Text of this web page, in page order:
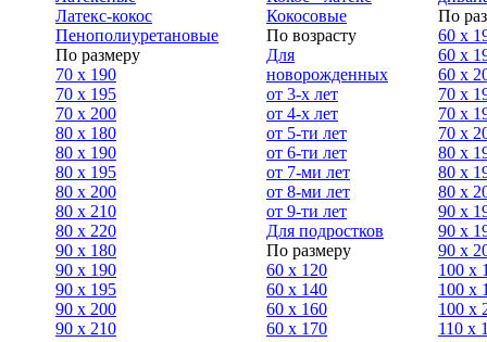
Латекс-кокос
Пенополиуретановые
По размеру
70 х 190
70 х 195
70 х 200
80 х 180
80 х 190
80 х 195
80 х 200
80 x 210
80 x 220
90 x 180
90 х 190
90 х 195
90 х 200
90 x 210
Кокосовые
По возрасту
Для
новорожденных
от 3-х лет
от 4-х лет
от 5-ти лет
от 6-ти лет
от 7-ми лет
от 8-ми лет
от 9-ти лет
Для подростков
По размеру
60 х 120
60 х 140
60 х 160
60 х 170
По
60 х
60 х
60 х
70 x
70 х
70 x
80 x
80 x
80 x
90 x
90 x
90 x
100 x
100 х
100 x
110 x